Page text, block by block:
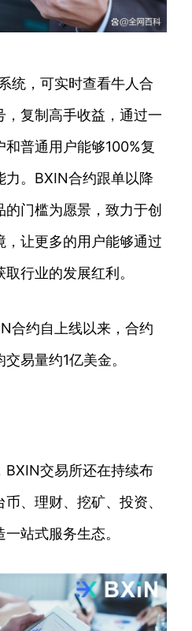
统，可实时查看牛人合
复制高手收益，通过一
普通用户能够100%复
力。BXIN合约跟单以降
门槛为愿景，致力于创
让更多的用户能够通过
行业的发展红利。
合约自上线以来，合约
易量约1亿美金。
BXIN交易所还在持续布
、理财、挖矿、投资、
站式服务生态。